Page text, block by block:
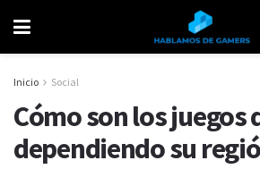
Inicio Social
Cómo son los juegos
dependiendo su